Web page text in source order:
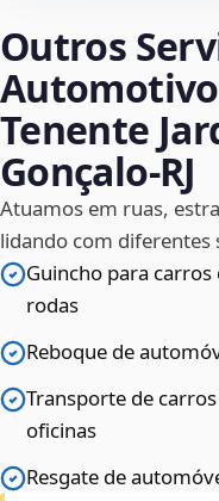
Outros
Tenente
Gonçalo‑RJ
Atuamos em ruas,
lidando com diferentes
Guincho para
rodas
Reboque de
Transporte de
oficinas
Resgate de